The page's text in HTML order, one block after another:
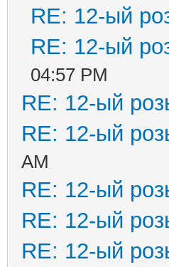
RE: 12-ый
RE: 12-ый
04:57 PM
RE: 12-ый
RE: 12-ый
AM
RE: 12-ый
RE: 12-ый
RE: 12-ый